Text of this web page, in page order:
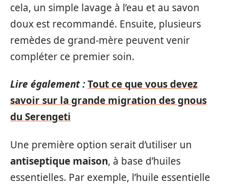
cela, un simple lavage à l’eau et au savon
doux est recommandé. Ensuite, plusieurs
remèdes de grand-mère peuvent venir
compléter ce premier soin.
Lire également :Tout ce que vous devez
savoir sur la grande migration des gnous
du Serengeti
Une première option serait d’utiliser un
antiseptique maison, à base d’huiles
essentielles. Par exemple, l’huile essentielle